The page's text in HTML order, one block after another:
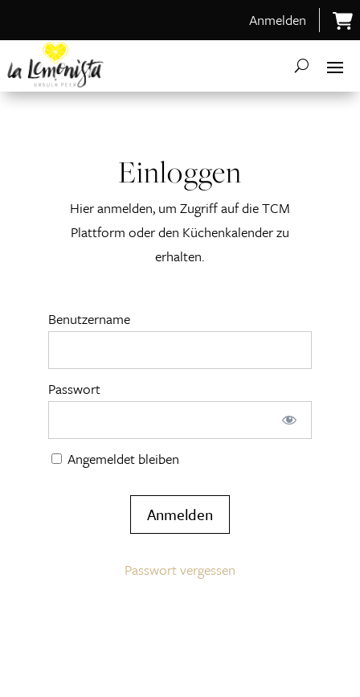
Anmelden
Einloggen
Hier anmelden, um Zugriff auf die TCM
Plattform oder den Küchenkalender zu
erhalten.
Benutzername
Passwort
Angemeldet bleiben
Passwort vergessen